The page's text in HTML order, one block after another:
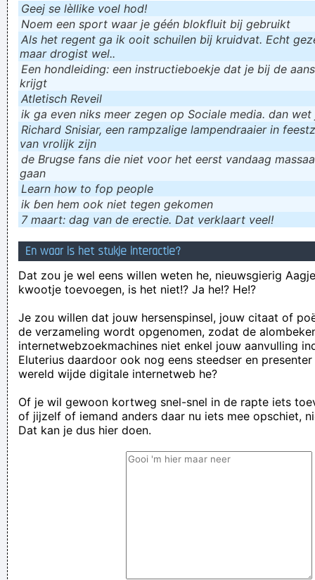
Geej se lèllike voel hod!
Noem een sport waar je géén blokfluit bij gebruikt
Als het regent ga ik ooit schuilen bij kruidvat. Echt
maar drogist wel..
Een hondleiding: een instructieboekje dat je bij de
krijgt
Atletisch Reveil
ik ga even niks meer zegen op Sociale media. dan
Richard Snisiar, een rampzalige lampendraaier in
van vrolijk zijn
de Brugse fans die niet voor het eerst vandaag
gaan
Learn how to fop people
ik ɓen hem ook niet tegen gekomen
7 maart: dag van de erectie. Dat verklaart veel!
En waar is het stukje interactie?
Dat zou je wel eens willen weten he, nieuwsgierig
kwootje toevoegen, is het niet!? Ja he!? He!?
Je zou willen dat jouw hersenspinsel, jouw citaat of
de verzameling wordt opgenomen, zodat de
internetwebzoekmachines niet enkel jouw aanvulling
Eluterius daardoor ook nog eens steedser en
wereld wijde digitale internetweb he?
Of je wil gewoon kortweg snel-snel in de rapte iets
of jijzelf of iemand anders daar nu iets mee opschiet,
Dat kan je dus hier doen.